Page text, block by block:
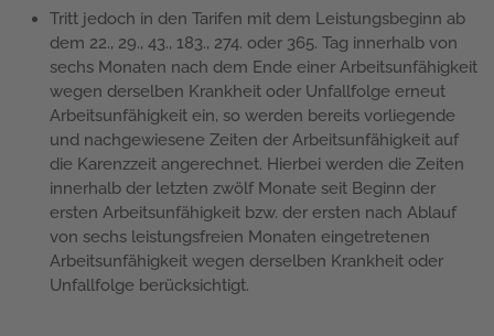
Tritt jedoch in den Tarifen mit dem Leistungsbeginn ab
dem 22., 29., 43., 183., 274. oder 365. Tag innerhalb von
sechs Monaten nach dem Ende einer Arbeitsunfähigkeit
wegen derselben Krankheit oder Unfallfolge erneut
Arbeitsunfähigkeit ein, so werden bereits vorliegende
und nachgewiesene Zeiten der Arbeitsunfähigkeit auf
die Karenzzeit angerechnet. Hierbei werden die Zeiten
innerhalb der letzten zwölf Monate seit Beginn der
ersten Arbeitsunfähigkeit bzw. der ersten nach Ablauf
von sechs leistungsfreien Monaten eingetretenen
Arbeitsunfähigkeit wegen derselben Krankheit oder
Unfallfolge berücksichtigt.